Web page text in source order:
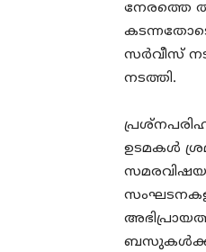
നേരത്തെ
സര്‍വീസ്
നടത്തി.
ഉടമകള്‍
ബസുകള്‍ക്ക്